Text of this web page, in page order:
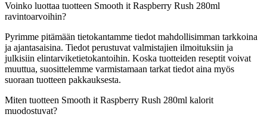
Voinko luottaa tuotteen Smooth it Raspberry Rush 280ml
ravintoarvoihin?
Pyrimme pitämään tietokantamme tiedot mahdollisimman tarkkoina
ja ajantasaisina. Tiedot perustuvat valmistajien ilmoituksiin ja
julkisiin elintarviketietokantoihin. Koska tuotteiden reseptit voivat
muuttua, suosittelemme varmistamaan tarkat tiedot aina myös
suoraan tuotteen pakkauksesta.
Miten tuotteen Smooth it Raspberry Rush 280ml kalorit
muodostuvat?